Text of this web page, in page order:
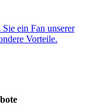
ein Fan unserer
Vorteile.